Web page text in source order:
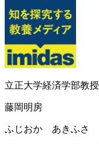
立正大学経済学部教授
藤岡明房
ふじおか あきふさ